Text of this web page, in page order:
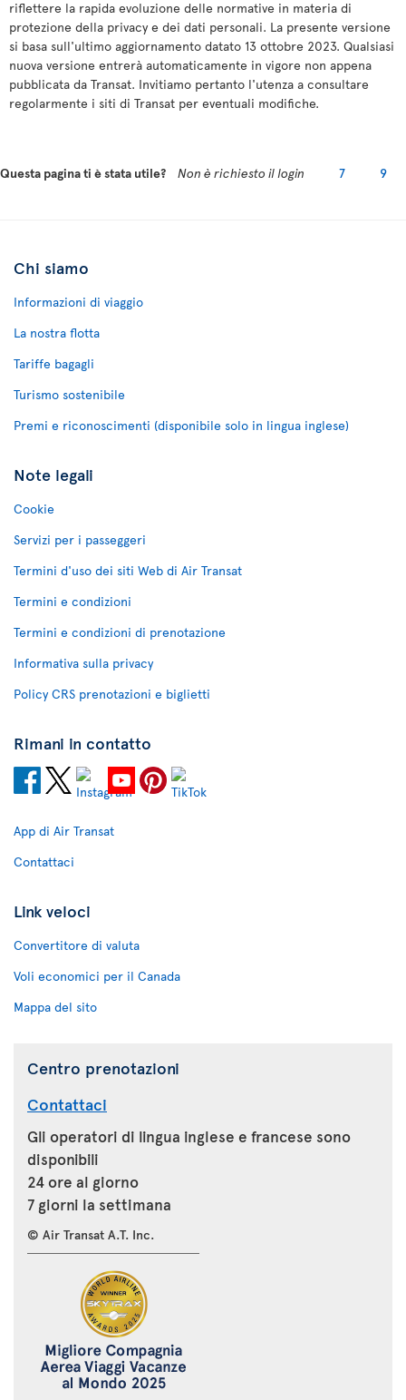
riflettere la rapida evoluzione delle normative in materia di
protezione della privacy e dei dati personali. La presente versione
si basa sull'ultimo aggiornamento datato 13 ottobre 2023. Qualsiasi
nuova versione entrerà automaticamente in vigore non appena
pubblicata da Transat. Invitiamo pertanto l'utenza a consultare
regolarmente i siti di Transat per eventuali modifiche.
Questa pagina ti è stata utile? Non è richiesto il login 7 9
Chi siamo
Informazioni di viaggio
La nostra flotta
Tariffe bagagli
Turismo sostenibile
Premi e riconoscimenti (disponibile solo in lingua inglese)
Note legali
Cookie
Servizi per i passeggeri
Termini d'uso dei siti Web di Air Transat
Termini e condizioni
Termini e condizioni di prenotazione
Informativa sulla privacy
Policy CRS prenotazioni e biglietti
Rimani in contatto
App di Air Transat
Contattaci
Link veloci
Convertitore di valuta
Voli economici per il Canada
Mappa del sito
Centro prenotazioni
Contattaci
Gli operatori di lingua inglese e francese sono
disponibili
24 ore al giorno
7 giorni la settimana
© Air Transat A.T. Inc.